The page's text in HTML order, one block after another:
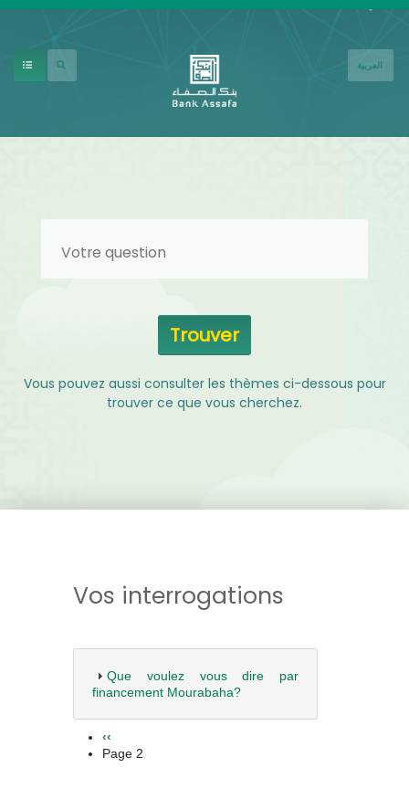
العربية
Vous pouvez aussi consulter les thèmes ci-dessous pour
trouver ce que vous cherchez.
Vos interrogations
Que voulez vous dire par
financement Mourabaha?
Pagination
Page précédente
‹‹
Page 2